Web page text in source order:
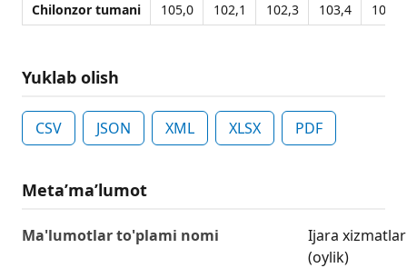
Chilonzor tumani 105,0 102,1 102,3 103,4 104,8
Yuklab olish
CSV JSON XML XLSX PDF
Metaʼmaʼlumot
Ma'lumotlar to'plami nomi
Ijara
(oylik)